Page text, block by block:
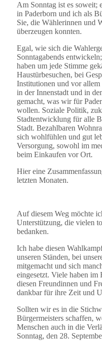
Am Sonntag ist es soweit;
in Paderborn und ich als
Sie, die Wählerinnen und
überzeugen konnten.
Egal, wie sich die
Sonntagabends
haben um jede Stimme
Haustürbesuchen, bei
Institutionen und vor allem
in der Innenstadt und in
gemacht, was wir für
wollen. Soziale Politik,
Stadtentwicklung für alle
Stadt. Bezahlbaren
sich wohlfühlen und gut
Versorgung, sowohl im
beim Einkaufen vor Ort.
Hier eine
letzten Monaten.
Auf diesem Weg möchte
Unterstützung, die vielen
bedanken.
Ich habe diesen
unseren Ständen, bei
mitgemacht und sich
eingesetzt. Viele haben
diesen Freundinnen und
dankbar für ihre Zeit und
Sollten wir es in die
Bürgermeisters schaffen,
Menschen auch in die
Sonntag, den 28.